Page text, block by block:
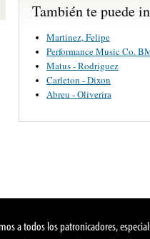
También te puede
Martinez, Felipe
Performance Music Co.
Matus - Rodriguez
Carleton - Dixon
Abreu - Oliverira
a todos los patronicadores,